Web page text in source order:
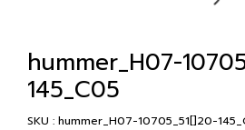
hummer_H07-
145_C05
SKU : hummer_H07-10705_51[]20-